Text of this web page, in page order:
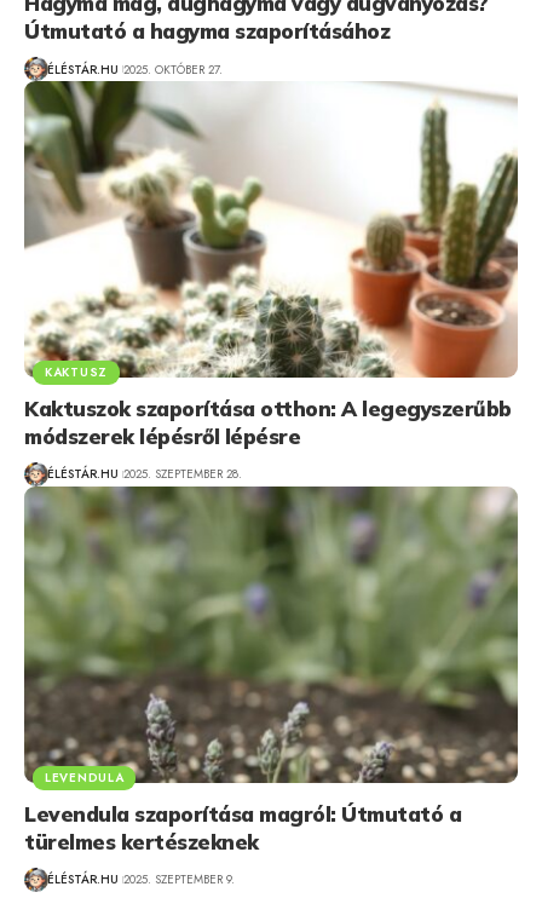
Útmutató a hagyma szaporításához
ÉLÉSTÁR.HU 2025. OKTÓBER 27.
KAKTUSZ
Kaktuszok szaporítása otthon: A legegyszerűbb
módszerek lépésről lépésre
ÉLÉSTÁR.HU 2025. SZEPTEMBER 28.
LEVENDULA
Levendula szaporítása magról: Útmutató a
türelmes kertészeknek
ÉLÉSTÁR.HU 2025. SZEPTEMBER 9.